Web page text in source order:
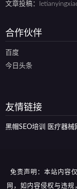
文章投稿：
合作伙伴
百度
今日头条
友情链接
黑帽SEO培训 医疗器械
免责声明：本站内容
网，如内容侵权与违